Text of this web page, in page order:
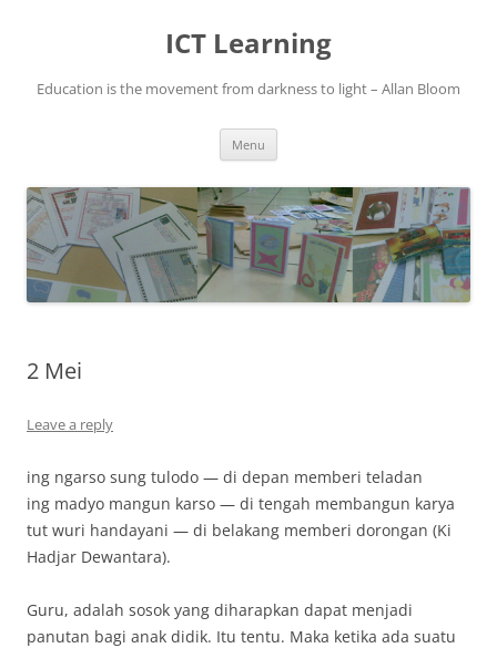
ICT Learning
Education is the movement from darkness to light – Allan Bloom
Menu
2 Mei
Leave a reply
ing ngarso sung tulodo — di depan memberi teladan
ing madyo mangun karso — di tengah membangun karya
tut wuri handayani — di belakang memberi dorongan (Ki
Hadjar Dewantara).
Guru, adalah sosok yang diharapkan dapat menjadi
panutan bagi anak didik. Itu tentu. Maka ketika ada suatu